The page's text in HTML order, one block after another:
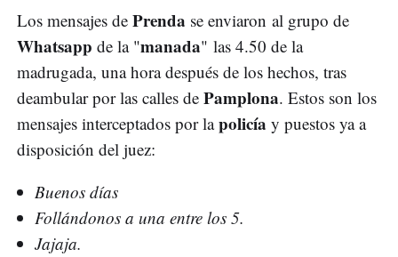
Los mensajes de Prenda se enviaron al grupo de
Whatsapp de la "manada" las 4.50 de la
madrugada, una hora después de los hechos, tras
deambular por las calles de Pamplona. Estos son los
mensajes interceptados por lapolicía y puestos ya a
disposición del juez:
Buenos días
Follándonos a una entre los 5.
Jajaja.